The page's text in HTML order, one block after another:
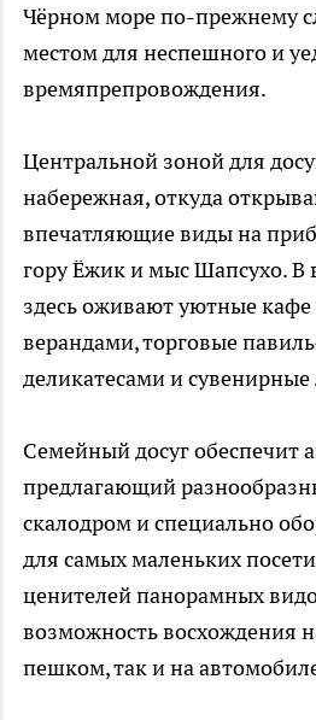
Чёрном море по-прежнему
местом для неспешного и
времяпрепровождения.
Центральной зоной для
набережная, откуда
впечатляющие виды на
гору Ёжик и мыс Шапсухо. В
здесь оживают уютные
верандами, торговые
деликатесами и сувенирные
Семейный досуг обеспечит
предлагающий
скалодром и специально
для самых маленьких
ценителей панорамных
возможность восхождения
пешком, так и на